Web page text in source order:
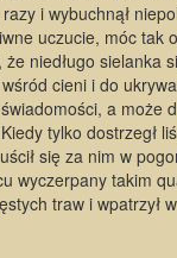
i wybuchnął
uczucie, móc tak
niedługo sielanka
cieni i do
a może
tylko dostrzegł
się za nim w
wyczerpany takim
traw i wpatrzył